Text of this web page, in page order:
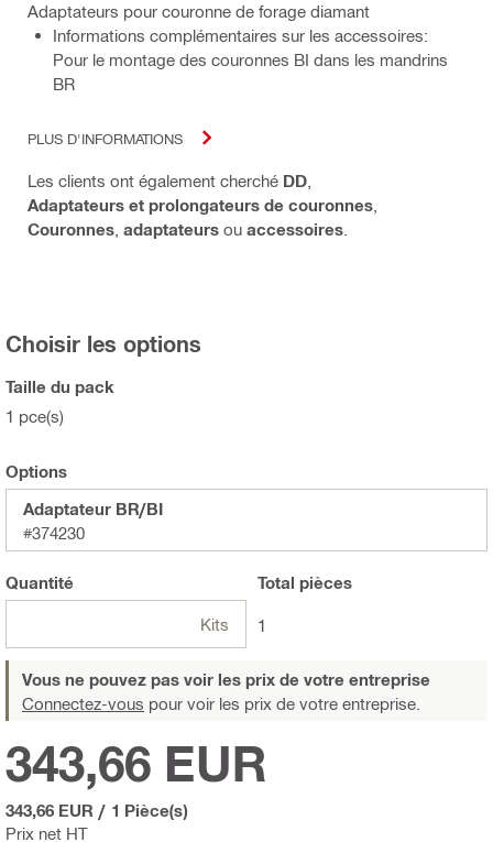
Adaptateurs pour couronne de forage diamant
Informations complémentaires sur les accessoires:
Pour le montage des couronnes BI dans les mandrins
BR
PLUS D'INFORMATIONS
Les clients ont également cherché DD
Adaptateurs et prolongateurs de couronnes
Couronnes adaptateurs ou accessoires
Choisir les options
Taille du pack
1 pce(s)
Options
Adaptateur BR/BI
#374230
Quantité
Kits
Total pièces
1
Vous ne pouvez pas voir les prix de votre entreprise
Connectez-vous pour voir les prix de votre entreprise.
Prix net HT
343,66 EUR
343,66 EUR / 1 Pièce(s)